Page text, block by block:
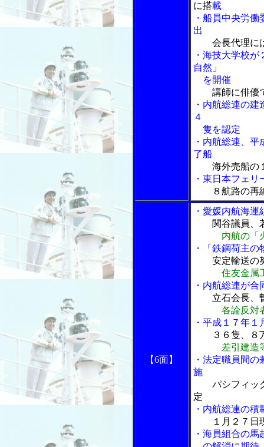
に搭載
・船員中央労
出
会長代理に
・海技大学校
自然」
を開催
講師に俳優
・内航総連の
４
隻を認定
・内航総連、
了船
海外売船の
・東日本フェ
８航路の再
【6面】
・愛媛内航海
関谷議員、
内航の「
・「鉄鋼荷主
安定輸送の
住友金属
・内航総連が
立石会長、
各論反対
・平成１７年
３６隻、８
差引建造
・法定職員間
施
パシフィッ
定
・内航総連の
１月２７日
・海員組合の